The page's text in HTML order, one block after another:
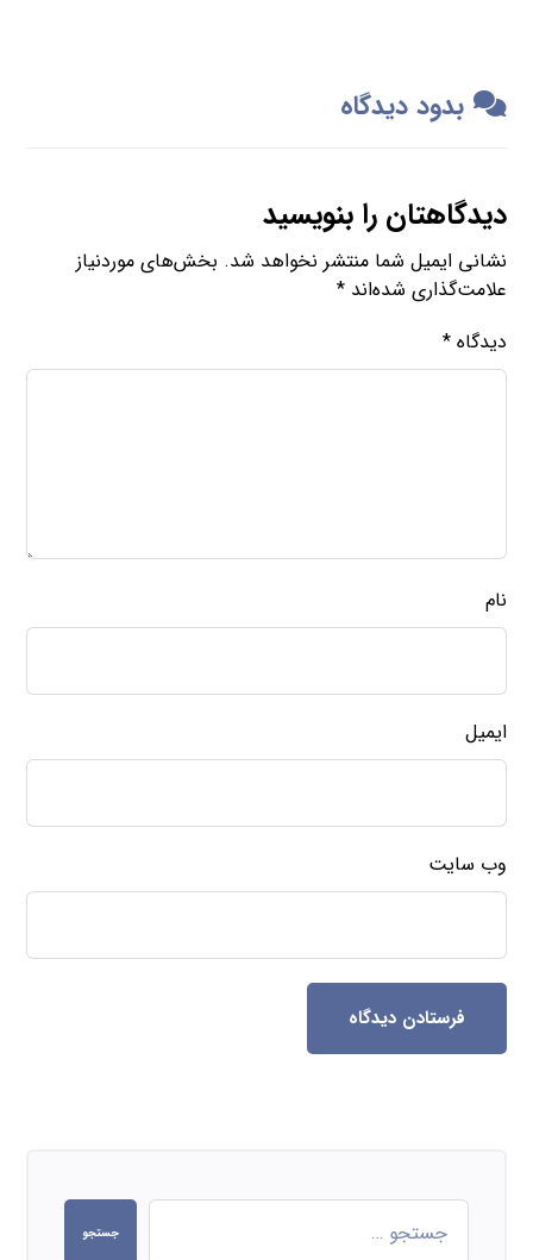
بدود دیدگاه
دیدگاهتان را بنویسید
نشانی ایمیل شما منتشر نخواهد شد. بخش‌های موردنیاز
علامت‌گذاری شده‌اند*
دیدگاه*
نام
ایمیل
وب‌ سایت
فرستادن دیدگاه
جستجو